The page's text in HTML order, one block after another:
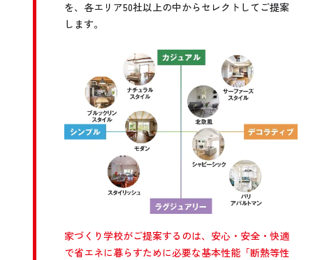
を、各エリア50社以上の中からセレクトしてご提案
します。
家づくり学校がご提案するのは、安心・安全・快適
で省エネに暮らすために必要な基本性能「断熱等性